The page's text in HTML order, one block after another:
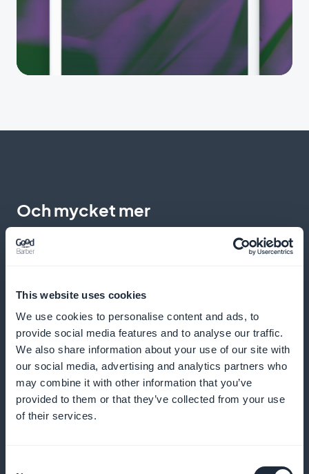
This website uses cookies
We use cookies to personalise content and ads, to
provide social media features and to analyse our traffic.
We also share information about your use of our site with
our social media, advertising and analytics partners who
may combine it with other information that you’ve
provided to them or that they’ve collected from your use
of their services.
Och mycket mer
Detaljerad abonnentstatistik för filosofi
och tankeinnehåll
Få tillgång till exakta analyser av dina prenumeranter
och optimera din innehållsstrategi